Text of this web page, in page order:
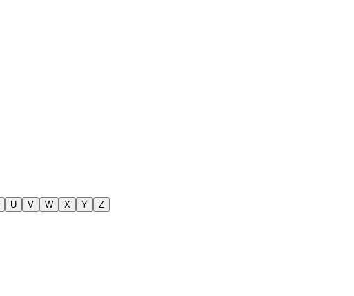
U V W X Y Z